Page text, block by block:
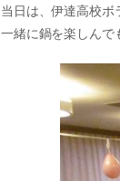
当日は、伊達高校ボ
一緒に鍋を楽しんで